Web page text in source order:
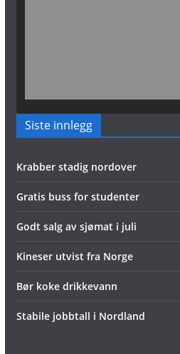
Siste innlegg
Krabber stadig nordover
Gratis buss for studenter
Godt salg av sjømat i juli
Kineser utvist fra Norge
Bør koke drikkevann
Stabile jobbtall i Nordland